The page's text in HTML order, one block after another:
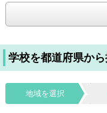
学校を都道府県か
地域を選択